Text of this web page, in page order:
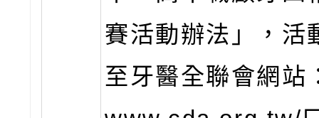
賽活動辦法」，活
至牙醫全聯會網站